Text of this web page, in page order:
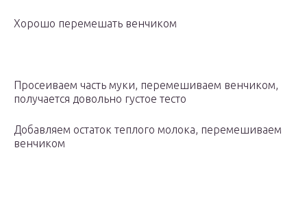
Хорошо перемешать венчиком
Просеиваем часть муки, перемешиваем венчиком,
получается довольно густое тесто
Добавляем остаток теплого молока, перемешиваем
венчиком